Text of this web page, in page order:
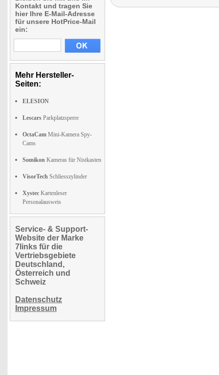
Kontakt und tragen Sie
hier Ihre E-Mail-Adresse
für unsere HotPrice-Mail
ein:
Mehr Hersteller-
Seiten:
ELESION
Lescars Parkplatzsperre
OctaCam Mini-Kamera Spy-
Cams
Somikon Kameras für Nistkasten
VisorTech Schliesszylinder
Xystec Kartenleser
Personalausweis
Service- & Support-
Website der Marke
7links für die
Vertriebsgebiete
Deutschland,
Österreich und
Schweiz
Datenschutz
Impressum